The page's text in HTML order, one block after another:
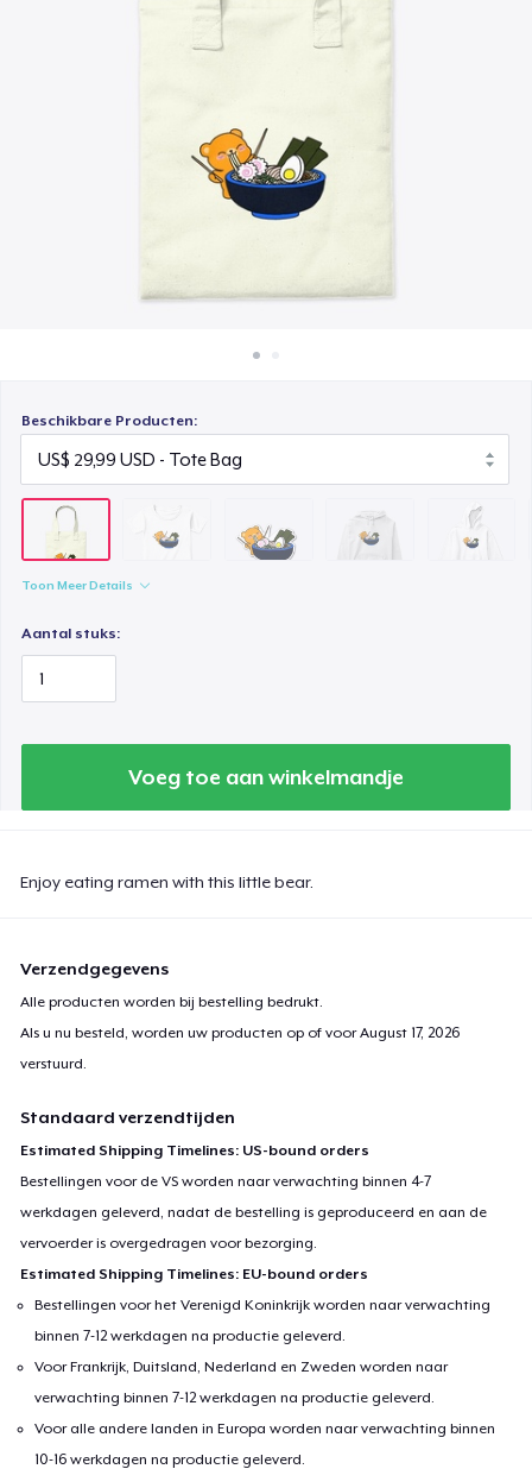
Verkoop overal
Beschikbare Producten:
Toon Meer Details
Aantal stuks:
Voeg toe aan winkelmandje
Enjoy eating ramen with this little bear.
Verzendgegevens
Alle producten worden bij bestelling bedrukt.
Als u nu besteld, worden uw producten op of voorAugust 17, 2026
verstuurd.
Standaard verzendtijden
Estimated Shipping Timelines: US-bound orders
Bestellingen voor de VS worden naar verwachting binnen 4-7
werkdagen geleverd, nadat de bestelling is geproduceerd en aan de
vervoerder is overgedragen voor bezorging.
Estimated Shipping Timelines: EU-bound orders
Bestellingen voor het Verenigd Koninkrijk worden naar verwachting
binnen 7-12 werkdagen na productie geleverd.
Voor Frankrijk, Duitsland, Nederland en Zweden worden naar
verwachting binnen 7-12 werkdagen na productie geleverd.
Voor alle andere landen in Europa worden naar verwachting binnen
10-16 werkdagen na productie geleverd.
Kids Classic Pullover Hoodie
Comfort Tee
US$ 15,99
Unisex Classic Crewneck Sweatshirt
US$ 36,99
US$ 24,99